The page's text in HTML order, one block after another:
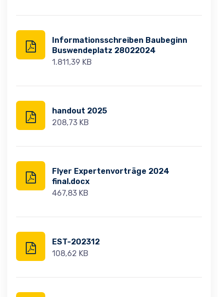
Informationsschreiben Baubeginn
Buswendeplatz 28022024
1.811,39 KB
handout 2025
208,73 KB
Flyer Expertenvorträge 2024
final.docx
467,83 KB
EST-202312
108,62 KB